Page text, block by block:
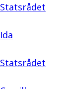
Statsrådet
Ida
Statsrådet